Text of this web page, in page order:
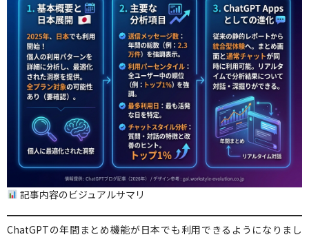
記事内容のビジュアルサマリ
ChatGPTの年間まとめ機能が日本でも利用できるようになりまし